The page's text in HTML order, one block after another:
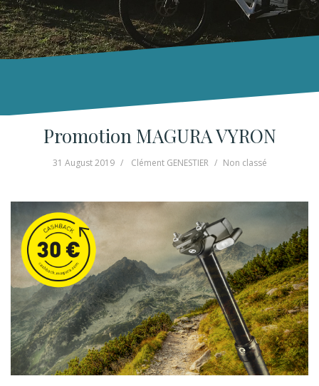
Promotion MAGURA VYRON
31 August 2019 Clément GENESTIER Non classé